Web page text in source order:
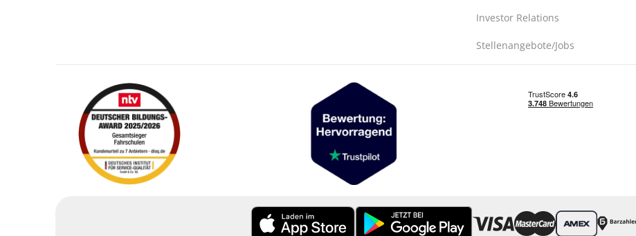
Investor Relations
Stellenangebote/Jobs